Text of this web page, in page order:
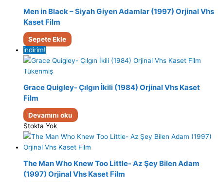
Men in Black – Siyah Giyen Adamlar (1997) Orjinal Vhs
Kaset Film
Sepete Ekle
indirim!
Tükenmiş
Grace Quigley- Çılgın İkili (1984) Orjinal Vhs Kaset
Film
Devamını oku
Stokta Yok
The Man Who Knew Too Little- Az Şey Bilen Adam
(1997) Orjinal Vhs Kaset Film